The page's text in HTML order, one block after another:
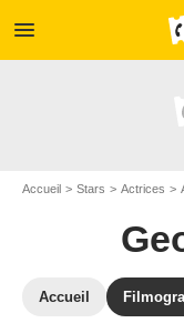
menu
Accueil Stars Actrices
Accueil